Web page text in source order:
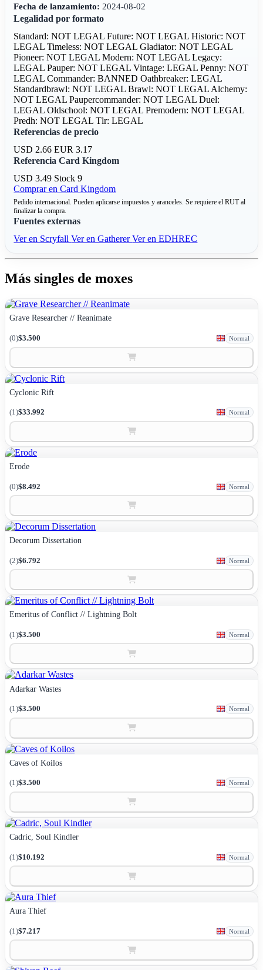
Fecha de lanzamiento: 2024-08-02
Legalidad por formato
Standard: NOT LEGALFuture: NOT LEGALHistoric: NOT
LEGALTimeless: NOT LEGALGladiator: NOT LEGAL
Pioneer: NOT LEGALModern: NOT LEGALLegacy:
LEGALPauper: NOT LEGALVintage: LEGALPenny: NOT
LEGALCommander: BANNEDOathbreaker: LEGAL
Standardbrawl: NOT LEGALBrawl: NOT LEGAL Alchemy:
NOT LEGALPaupercommander: NOT LEGALDuel:
LEGALOldschool: NOT LEGALPremodern: NOT LEGAL
Predh: NOT LEGALTlr: LEGAL
Referencias de precio
USD 2.66EUR 3.17
Referencia Card Kingdom
USD 3.49 Stock 9
Comprar en Card Kingdom
Pedido internacional. Pueden aplicarse impuestos y aranceles. Se requiere el RUT al
finalizar la compra.
Fuentes externas
Ver en ScryfallVer en GathererVer en EDHREC
Más singles de moxes
Grave Researcher // Reanimate
(0)$3.500 Normal
Cyclonic Rift
(1)$33.992 Normal
Erode
(0)$8.492 Normal
Decorum Dissertation
(2)$6.792 Normal
Emeritus of Conflict // Lightning Bolt
(1)$3.500 Normal
Adarkar Wastes
(1)$3.500 Normal
Caves of Koilos
(1)$3.500 Normal
Cadric, Soul Kindler
(1)$10.192 Normal
Aura Thief
(1)$7.217 Normal